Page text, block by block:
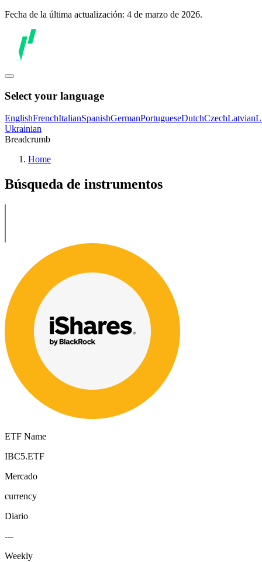
Fecha de la última actualización: 4 de marzo de 2026.
Select your language
EnglishFrenchItalianSpanishGermanPortugueseDutchCzechLatvian
Ukrainian
Breadcrumb
Home
Búsqueda de instrumentos
ETF Name
IBC5.ETF
Mercado
currency
Diario
---
Weekly